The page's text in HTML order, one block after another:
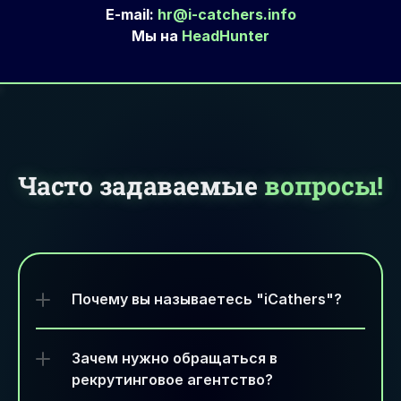
E-mail: hr@i-catchers.info
Мы на HeadHunter
Часто задаваемые вопросы!
Почему вы называетесь "iCathers"?
Зачем нужно обращаться в
рекрутинговое агентство?